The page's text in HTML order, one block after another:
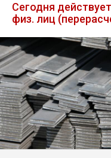
Труба
Лист
Уголок
Балка
Швеллер
Сегодня
физ. лиц